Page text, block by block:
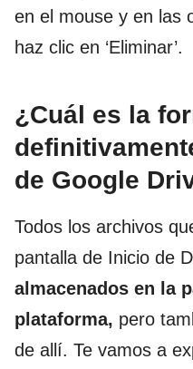
en el mouse y en las
haz clic en ‘Eliminar’.
¿Cuál es la
de Google
Todos los archivos
pantalla de Inicio de
almacenados en la
plataforma, pero
de allí. Te vamos a